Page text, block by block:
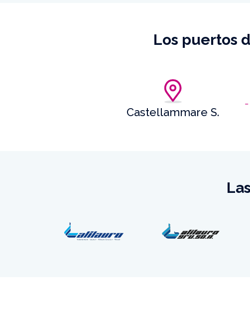
Los puertos
Castellammare S.